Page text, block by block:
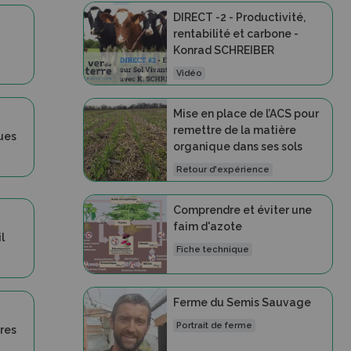
DIRECT -2 - Productivité,
rentabilité et carbone -
Konrad SCHREIBER
Vidéo
Mise en place de l’ACS pour
remettre de la matière
organique dans ses sols
Retour d'expérience
Comprendre et éviter une
faim d'azote
Fiche technique
Ferme du Semis Sauvage
Portrait de ferme